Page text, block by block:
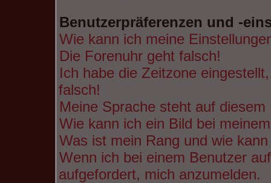
Benutzerpräferenzen und -
Wie kann ich meine
Die Forenuhr geht falsch!
Ich habe die Zeitzone
falsch!
Meine Sprache steht auf
Wie kann ich ein Bild bei
Was ist mein Rang und wie
Wenn ich bei einem Benutzer
aufgefordert, mich anzumelden.